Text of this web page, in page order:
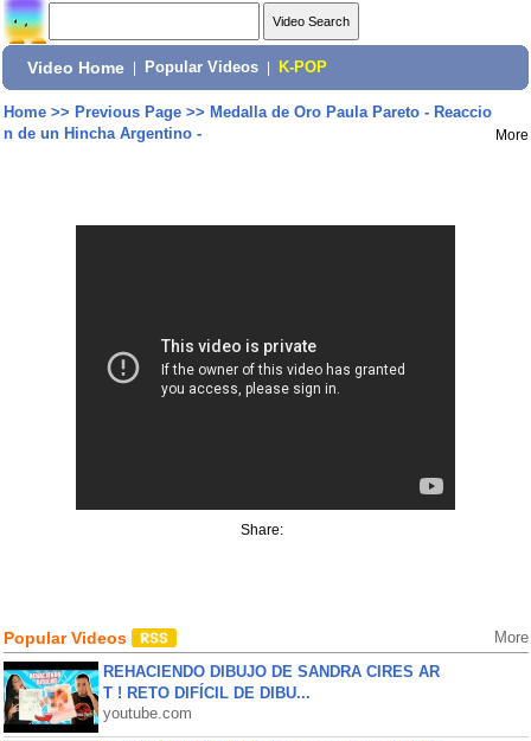
Video Home Popular Videos K-POP
Home>> Previous Page>> Medalla de Oro Paula Pareto - Reaccio
n de un Hincha Argentino -
More
Share:
Popular Videos More
REHACIENDO DIBUJO DE SANDRA CIRES AR
T ! RETO DIFÍCIL DE DIBU...
youtube.com